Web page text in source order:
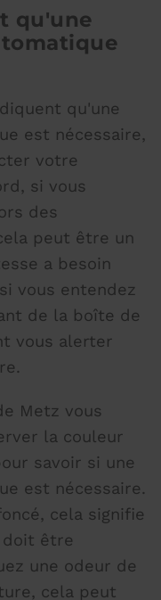
qu'une
qu'une
est nécessaire,
votre
si vous
des
peut être un
a besoin
vous entendez
de la boîte de
vous alerter
Metz vous
la couleur
savoir si une
est nécessaire.
cela signifie
être
une odeur de
cela peut